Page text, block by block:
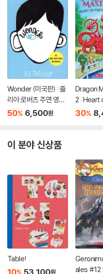
Wonder (미국판) : 줄
리아 로버츠 주연 영화
'원더' 원작 소설
50% 6,500원
Dragon
2 : Heart
Dragon
30%
이 분야 신상품
Table!
10 53,100원
ales #12